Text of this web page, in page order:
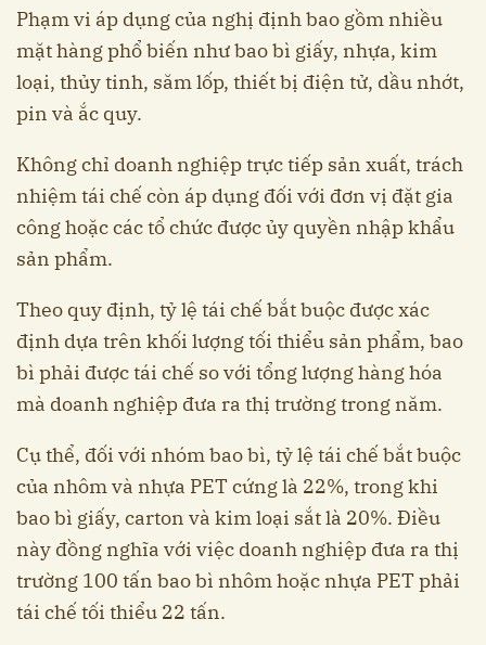
Phạm vi áp dụng của nghị định bao gồm nhiều
mặt hàng phổ biến như bao bì giấy, nhựa, kim
loại, thủy tinh, săm lốp, thiết bị điện tử, dầu nhớt,
pin và ắc quy.
Không chỉ doanh nghiệp trực tiếp sản xuất, trách
nhiệm tái chế còn áp dụng đối với đơn vị đặt gia
công hoặc các tổ chức được ủy quyền nhập khẩu
sản phẩm.
Theo quy định, tỷ lệ tái chế bắt buộc được xác
định dựa trên khối lượng tối thiểu sản phẩm, bao
bì phải được tái chế so với tổng lượng hàng hóa
mà doanh nghiệp đưa ra thị trường trong năm.
Cụ thể, đối với nhóm bao bì, tỷ lệ tái chế bắt buộc
của nhôm và nhựa PET cứng là 22%, trong khi
bao bì giấy, carton và kim loại sắt là 20%. Điều
này đồng nghĩa với việc doanh nghiệp đưa ra thị
trường 100 tấn bao bì nhôm hoặc nhựa PET phải
tái chế tối thiểu 22 tấn.